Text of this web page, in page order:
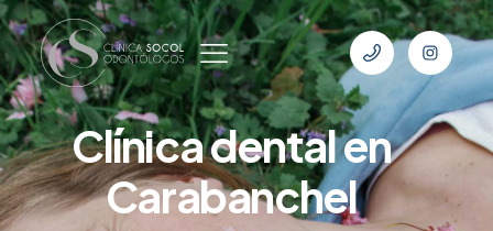
Clínica dental en
Carabanchel